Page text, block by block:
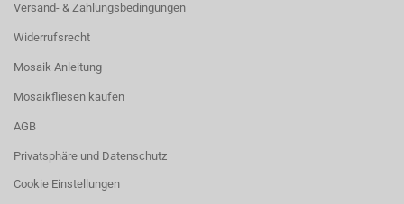
Versand- & Zahlungsbedingungen
Widerrufsrecht
Mosaik Anleitung
Mosaikfliesen kaufen
AGB
Privatsphäre und Datenschutz
Cookie Einstellungen